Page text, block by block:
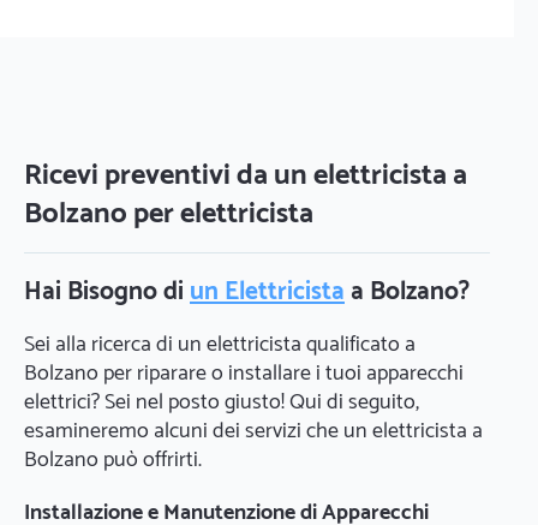
Ricevi preventivi da un elettricista a
Bolzano per elettricista
Hai Bisogno diun Elettricistaa Bolzano?
Sei alla ricerca di un elettricista qualificato a
Bolzano per riparare o installare i tuoi apparecchi
elettrici? Sei nel posto giusto! Qui di seguito,
esamineremo alcuni dei servizi che un elettricista a
Bolzano può offrirti.
Installazione e Manutenzione di Apparecchi